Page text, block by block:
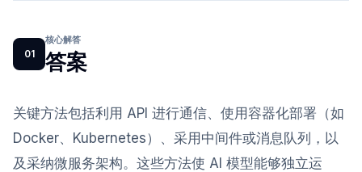
01
核心解答
答案
关键方法包括利用 API 进行通信、使用容器化部署（如
Docker、Kubernetes）、采用中间件或消息队列，以
及采纳微服务架构。这些方法使 AI 模型能够独立运